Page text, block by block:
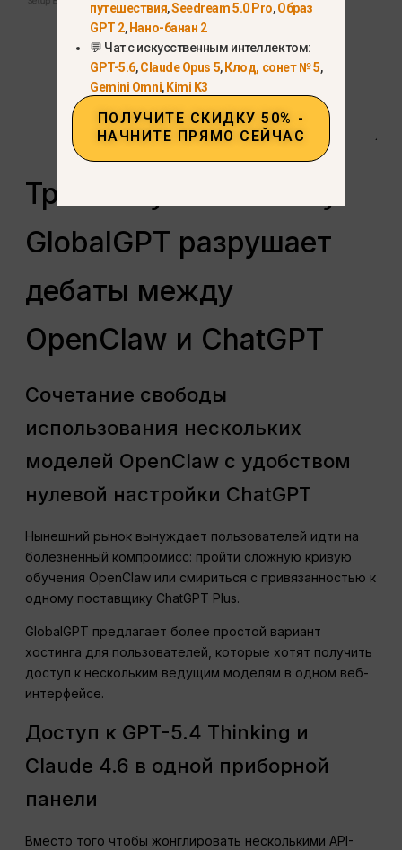
Третий путь“: Почему
GlobalGPT разрушает
дебаты между
OpenClaw и ChatGPT
Сочетание свободы
использования нескольких
моделей OpenClaw с удобством
нулевой настройки ChatGPT
Нынешний рынок вынуждает пользователей идти на
болезненный компромисс: пройти сложную кривую
обучения OpenClaw или смириться с привязанностью к
одному поставщику ChatGPT Plus.
GlobalGPT предлагает более простой вариант
хостинга для пользователей, которые хотят получить
доступ к нескольким ведущим моделям в одном веб-
интерфейсе.
Доступ к GPT-5.4 Thinking и
Claude 4.6 в одной приборной
панели
Вместо того чтобы жонглировать несколькими API-
путешествия,Seedream 5.0 Pro,Образ
GPT 2,Нано-банан 2
💬 Чат с искусственным интеллектом:
GPT-5.6,Claude Opus 5,Клод, сонет № 5,
Gemini Omni,Kimi K3
ПОЛУЧИТЕ СКИДКУ 50% -
НАЧНИТЕ ПРЯМО СЕЙЧАС